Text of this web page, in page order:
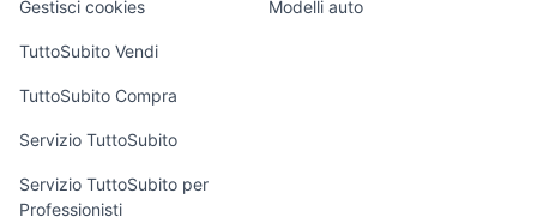
Informatica
persona
Gestisci cookies
TuttoSubito Vendi
TuttoSubito Compra
Servizio TuttoSubito
Servizio TuttoSubito per
Professionisti
Modelli auto